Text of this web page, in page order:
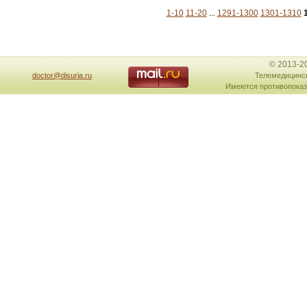
1-10 11-20 ... 1291-1300 1301-1310
doctor@disuria.ru
© 2013-
Имеются